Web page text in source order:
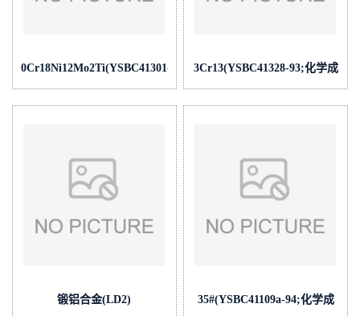
0Cr18Ni12Mo2Ti(YSBC41301-
99;化学成
份:C/Si/Mn/P/S/Cr/Ni/Mo/V/Cu/Ti/N/Sn/As/Sb/Co/W/Als)
3Cr13(YSBC41328-93;化学成
份:C/Si/Mn/P/S/Cr/Ni/Mo/V/Cu)
锻铝合金(LD2)
35#(YSBC41109a-94;化学成